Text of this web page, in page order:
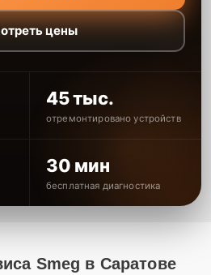
цены
45 тыс.
отремонтировано устройств
30 мин
бесплатная диагностика
Smeg в Саратове